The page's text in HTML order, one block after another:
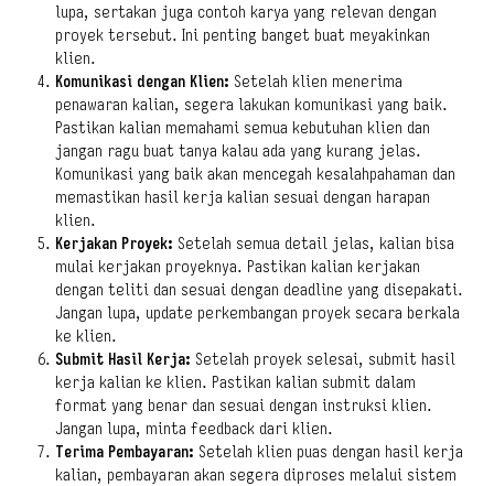
lupa, sertakan juga contoh karya yang relevan dengan
proyek tersebut. Ini penting banget buat meyakinkan
klien.
Komunikasi dengan Klien: Setelah klien menerima
penawaran kalian, segera lakukan komunikasi yang baik.
Pastikan kalian memahami semua kebutuhan klien dan
jangan ragu buat tanya kalau ada yang kurang jelas.
Komunikasi yang baik akan mencegah kesalahpahaman dan
memastikan hasil kerja kalian sesuai dengan harapan
klien.
Kerjakan Proyek: Setelah semua detail jelas, kalian bisa
mulai kerjakan proyeknya. Pastikan kalian kerjakan
dengan teliti dan sesuai dengan deadline yang disepakati.
Jangan lupa, update perkembangan proyek secara berkala
ke klien.
Submit Hasil Kerja: Setelah proyek selesai, submit hasil
kerja kalian ke klien. Pastikan kalian submit dalam
format yang benar dan sesuai dengan instruksi klien.
Jangan lupa, minta feedback dari klien.
Terima Pembayaran: Setelah klien puas dengan hasil kerja
kalian, pembayaran akan segera diproses melalui sistem